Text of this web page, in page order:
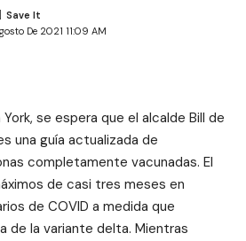
De 2021 11:09 AM
se espera que el alcalde Bill de
una guía actualizada de
completamente vacunadas. El
de casi tres meses en
de COVID a medida que
de la variante delta. Mientras